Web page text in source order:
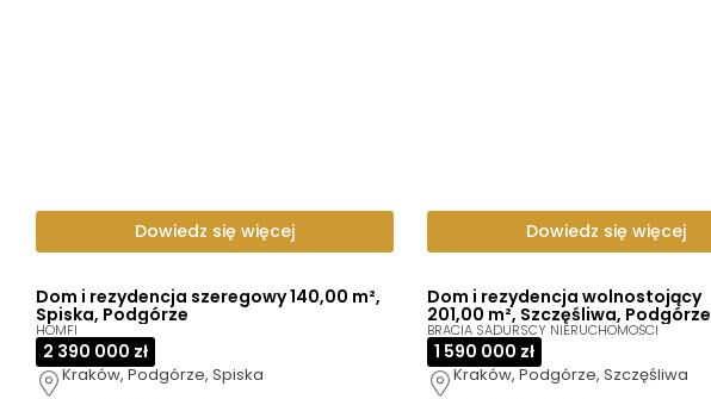
Dowiedz się więcej Dowiedz się więcej
Dom i rezydencja szeregowy 140,00 m²,
Spiska, Podgórze
HOMFI
2 390 000 zł
Kraków, Podgórze, Spiska
Dom i rezydencja wolnostojący
201,00 m², Szczęśliwa, Podgórze
BRACIA SADURSCY NIERUCHOMOŚCI
1 590 000 zł
Kraków, Podgórze, Szczęśliwa